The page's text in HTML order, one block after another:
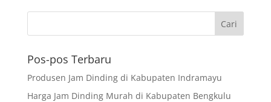
Pos-pos Terbaru
Produsen Jam Dinding di Kabupaten Indramayu
Harga Jam Dinding Murah di Kabupaten Bengkulu